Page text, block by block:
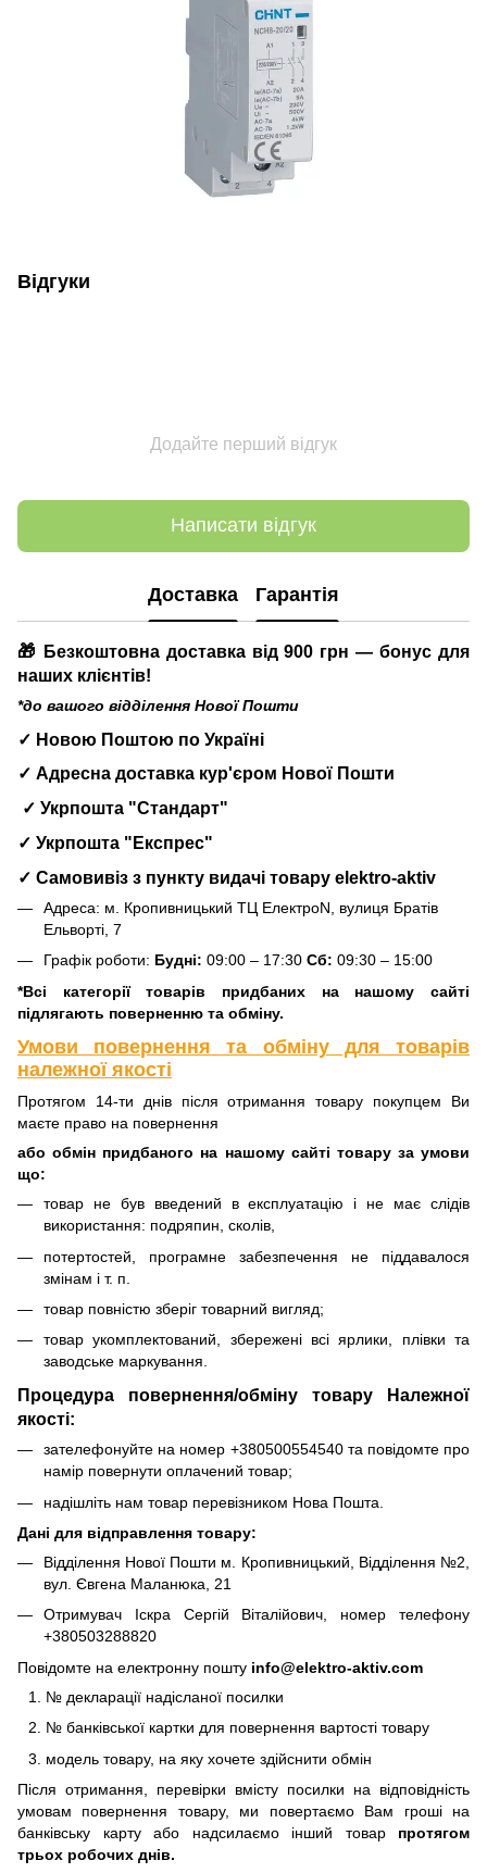
Відгуки
Додайте перший відгук
Написати відгук
Доставка Гарантія
🎁 Безкоштовна доставка від 900 грн — бонус для
наших клієнтів!
*до вашого відділення Нової Пошти
✓ Новою Поштою по Україні
✓ Адресна доставка кур'єром Нової Пошти
✓ Укрпошта "Стандарт"
✓ Укрпошта "Експрес"
✓ Самовивіз з пункту видачі товару elektro-aktiv
Адреса: м. Кропивницький ТЦ ЕлектроN, вулиця Братів
Ельворті, 7
Графік роботи: Будні: 09:00 – 17:30 Сб: 09:30 – 15:00
*Всі категорії товарів придбаних на нашому сайті
підлягають поверненню та обміну.
Умови повернення та обміну для товарів
належної якості
Протягом 14-ти днів після отримання товару покупцем Ви
маєте право на повернення
або обмін придбаного на нашому сайті товару за умови
що:
товар не був введений в експлуатацію і не має слідів
використання: подряпин, сколів,
потертостей, програмне забезпечення не піддавалося
змінам і т. п.
товар повністю зберіг товарний вигляд;
товар укомплектований, збережені всі ярлики, плівки та
заводське маркування.
Процедура повернення/обміну товару Належної
якості:
зателефонуйте на номер +380500554540 та повідомте про
намір повернути оплачений товар;
надішліть нам товар перевізником Нова Пошта.
Дані для відправлення товару:
Відділення Нової Пошти м. Кропивницький, Відділення №2,
вул. Євгена Маланюка, 21
Отримувач Іскра Сергій Віталійович, номер телефону
+380503288820
Повідомте на електронну пошту info@elektro-aktiv.com
№ декларації надісланої посилки
№ банківської картки для повернення вартості товару
модель товару, на яку хочете здійснити обмін
Після отримання, перевірки вмісту посилки на відповідність
умовам повернення товару, ми повертаємо Вам гроші на
банківську карту або надсилаємо інший товар протягом
трьох робочих днів.